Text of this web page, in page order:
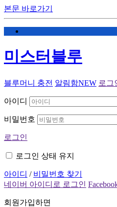
본문 바로가기
미스터블루
블루머니 충전 알림함NEW 로그
아이디
비밀번호
로그인
로그인 상태 유지
아이디 / 비밀번호 찾기
네이버 아이디로 로그인
회원가입하면